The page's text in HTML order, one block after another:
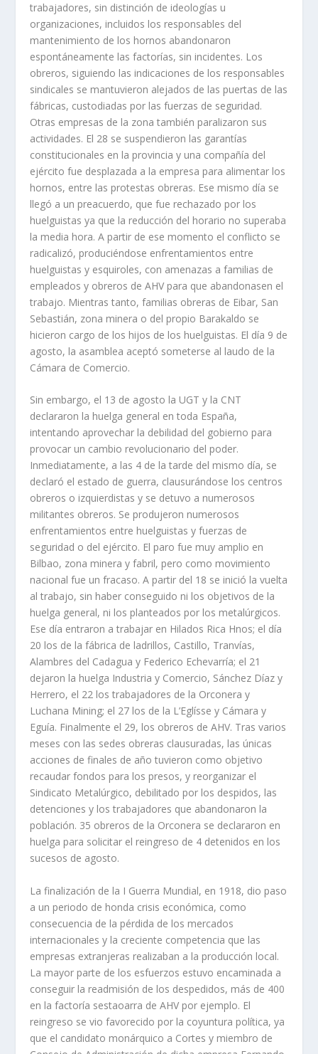
trabaja­dores, sin distinción de ideologí­as u
organizaciones, incluidos los responsa­bles del
mantenimiento de los hornos abandonaron
espontáneamente las fac­torí­as, sin incidentes. Los
obreros, siguiendo las indicaciones de los respon­sables
sindicales se mantuvieron alejados de las puertas de las
fábricas, custo­diadas por las fuerzas de seguridad.
Otras empresas de la zona también paralizaron sus
actividades. El 28 se suspendieron las garantí­as
constitucio­nales en la provincia y una compañí­a del
ejército fue desplazada a la empre­sa para alimentar los
hornos, entre las protestas obreras. Ese mismo dí­a se
llegó a un preacuerdo, que fue rechazado por los
huelguistas ya que la reduc­ción del horario no superaba
la media hora. A partir de ese momento el con­flicto se
radicalizó, produciéndose enfrentamientos entre
huelguistas y esquiroles, con amenazas a familias de
empleados y obreros de AHV para que abandonasen el
trabajo. Mientras tanto, familias obreras de Eibar, San
Sebastián, zona minera o del propio Barakaldo se
hicieron cargo de los hijos de los huelguistas. El dí­a 9 de
agosto, la asamblea aceptó someterse al laudo de la
Cámara de Comercio.
Sin embargo, el 13 de agosto la UGT y la CNT
declararon la huelga general en toda España,
intentando aprovechar la debilidad del gobierno para
provocar un cambio revolucionario del poder.
Inmediatamente, a las 4 de la tarde del mismo dí­a, se
declaró el estado de guerra, clausurándose los centros
obreros o izquier­distas y se detuvo a numerosos
militantes obreros. Se produjeron numerosos
enfrentamientos entre huelguistas y fuerzas de
seguridad o del ejército. El paro fue muy amplio en
Bilbao, zona minera y fabril, pero como movimiento
nacio­nal fue un fracaso. A partir del 18 se inició la vuelta
al trabajo, sin haber conse­guido ni los objetivos de la
huelga general, ni los planteados por los metalúrgi­cos.
Ese dí­a entraron a trabajar en Hilados Rica Hnos; el dí­a
20 los de la fábrica de ladrillos, Castillo, Tranví­as,
Alambres del Cadagua y Federico Echevarrí­a; el 21
dejaron la huelga Industria y Comercio, Sánchez Dí­az y
Herrero, el 22 los tra­bajadores de la Orconera y
Luchana Mining; el 27 los de la L’Eglí­sse y Cámara y
Eguí­a. Finalmente el 29, los obreros de AHV. Tras varios
meses con las sedes obreras clausuradas, las únicas
acciones de finales de año tuvieron como objeti­vo
recaudar fondos para los presos, y reorganizar el
Sindicato Metalúrgico, debi­litado por los despidos, las
detenciones y los trabajadores que abandonaron la
población. 35 obreros de la Orconera se declararon en
huelga para solicitar el reingreso de 4 detenidos en los
sucesos de agosto.
La finalización de la I Guerra Mundial, en 1918, dio paso
a un periodo de honda crisis económica, como
consecuencia de la pérdida de los mercados
internacionales y la creciente competencia que las
empresas extranjeras reali­zaban a la producción local.
La mayor parte de los esfuerzos estuvo encami­nada a
conseguir la readmisión de los despedidos, más de 400
en la factorí­a ses­taoarra de AHV por ejemplo. El
reingreso se vio favorecido por la coyuntura polí­tica, ya
que el candidato monárquico a Cortes y miembro de